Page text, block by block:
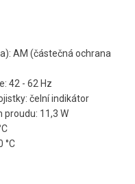
AM (částečná ochrana
42 - 62 Hz
čelní indikátor
11,3 W
°C